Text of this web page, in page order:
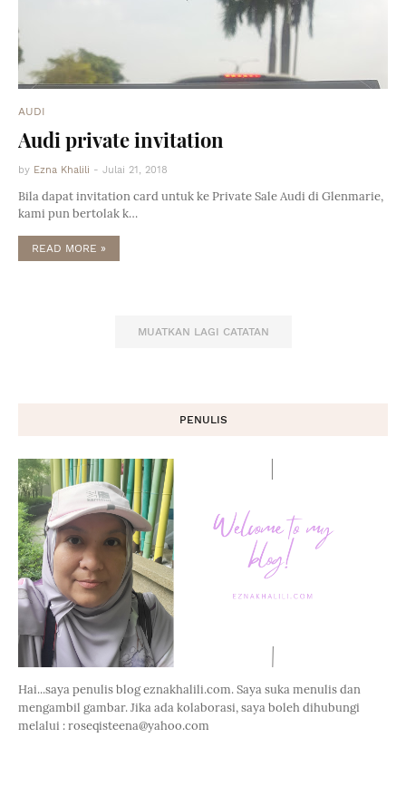
AUDI
Audi private invitation
by Ezna Khalili - Julai 21, 2018
Bila dapat invitation card untuk ke Private Sale Audi di Glenmarie,
kami pun bertolak k…
READ MORE »
MUATKAN LAGI CATATAN
PENULIS
Hai...saya penulis blog eznakhalili.com. Saya suka menulis dan
mengambil gambar. Jika ada kolaborasi, saya boleh dihubungi
melalui : roseqisteena@yahoo.com